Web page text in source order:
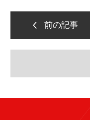
前の記事